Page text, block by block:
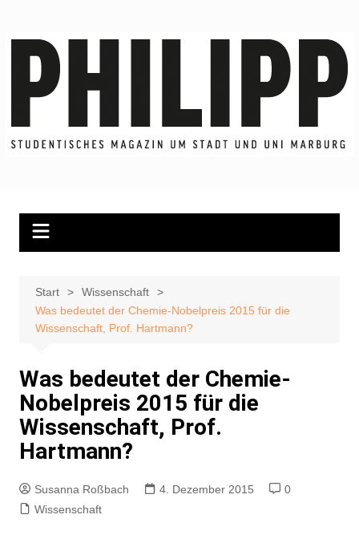
Start
Wissenschaft
Was bedeutet der Chemie-Nobelpreis 2015 für die
Wissenschaft, Prof. Hartmann?
Was bedeutet der Chemie-
Nobelpreis 2015 für die
Wissenschaft, Prof.
Hartmann?
Susanna Roßbach 4. Dezember 2015
0
Wissenschaft